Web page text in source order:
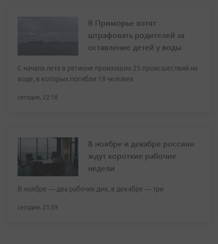
В Приморье хотят
штрафовать родителей за
оставление детей у воды
С начала лета в регионе произошло 25 происшествий на
воде, в которых погибли 18 человек
сегодня, 22:18
В ноябре и декабре россиян
ждут короткие рабочие
недели
В ноябре — два рабочих дня, в декабре — три
сегодня, 21:09